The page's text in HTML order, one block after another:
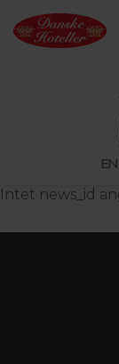
Intet news_id